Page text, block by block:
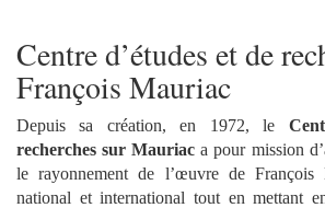
Centre d’études et de
François Mauriac
Depuis sa création, en 1972, le
recherches sur Mauriaca pour mission
le rayonnement de l’œuvre de
national et international tout en mettant